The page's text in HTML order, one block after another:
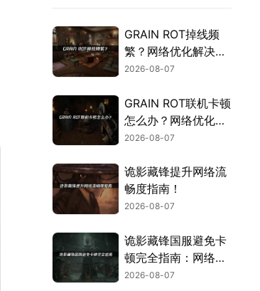
GRAIN ROT掉线频
繁？网络优化解决指
南！
2026-08-07
GRAIN ROT联机卡顿
怎么办？网络优化解
决方案！
2026-08-07
诡影藏锋提升网络流
畅度指南！
2026-08-07
诡影藏锋国服避免卡
顿完全指南：网络优
化与解决技巧！
2026-08-07